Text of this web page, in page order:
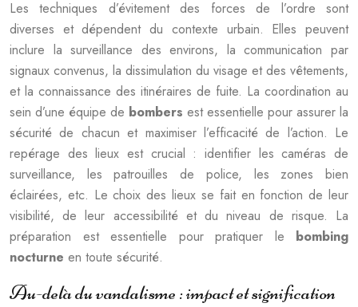
Les techniques d’évitement des forces de l’ordre sont
diverses et dépendent du contexte urbain. Elles peuvent
inclure la surveillance des environs, la communication par
signaux convenus, la dissimulation du visage et des vêtements,
et la connaissance des itinéraires de fuite. La coordination au
sein d’une équipe de bombers est essentielle pour assurer la
sécurité de chacun et maximiser l’efficacité de l’action. Le
repérage des lieux est crucial : identifier les caméras de
surveillance, les patrouilles de police, les zones bien
éclairées, etc. Le choix des lieux se fait en fonction de leur
visibilité, de leur accessibilité et du niveau de risque. La
préparation est essentielle pour pratiquer le bombing
nocturne en toute sécurité.
Au-delà du vandalisme : impact et signification